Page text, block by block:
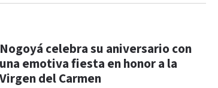
Nogoyá celebra su aniversario con
una emotiva fiesta en honor a la
Virgen del Carmen